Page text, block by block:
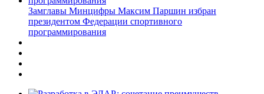
Замглавы Минцифры Максим Паршин избран
президентом Федерации спортивного
программирования